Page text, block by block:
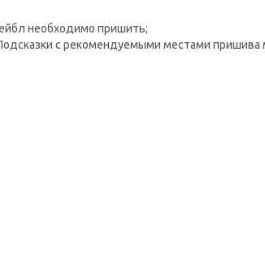
необходимо пришить;
с рекомендуемыми местами